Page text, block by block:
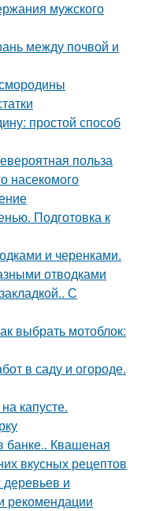
мужского
между почвой и
простой способ
польза
насекомого
Подготовка к
и черенками.
отводками
С
выбрать мотоблок:
в саду и огороде.
капусте.
банке.. Квашеная
вкусных рецептов
и
рекомендации